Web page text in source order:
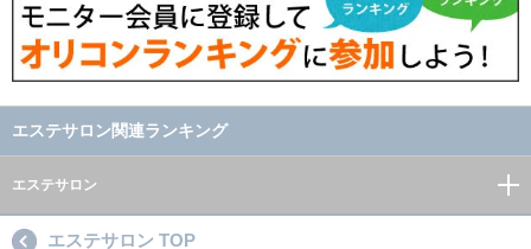
エステサロン関連ランキング
エステサロン
エステサロン TOP